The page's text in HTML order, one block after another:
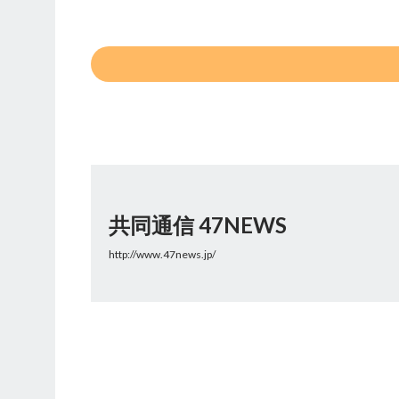
共同通信 47NEWS
http://www.47news.jp/